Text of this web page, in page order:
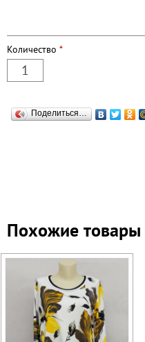
Количество *
Поделиться…
Похожие товары